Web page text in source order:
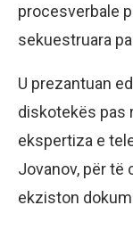
procesverbale
sekuestruara
U prezantuan
diskotekës pas
ekspertiza e
Jovanov, për të
ekziston